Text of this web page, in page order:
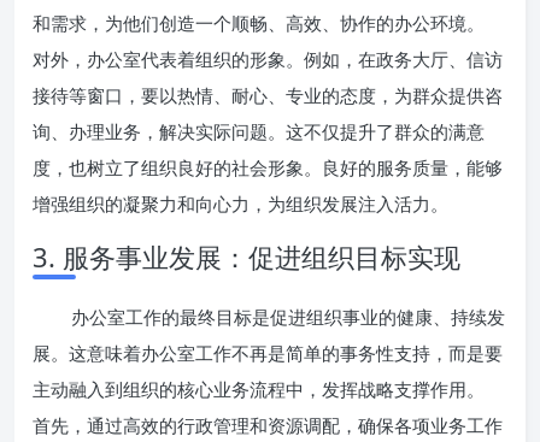
和需求，为他们创造一个顺畅、高效、协作的办公环境。
对外，办公室代表着组织的形象。例如，在政务大厅、信访
接待等窗口，要以热情、耐心、专业的态度，为群众提供咨
询、办理业务，解决实际问题。这不仅提升了群众的满意
度，也树立了组织良好的社会形象。良好的服务质量，能够
增强组织的凝聚力和向心力，为组织发展注入活力。
3. 服务事业发展：促进组织目标实现
办公室工作的最终目标是促进组织事业的健康、持续发
展。这意味着办公室工作不再是简单的事务性支持，而是要
主动融入到组织的核心业务流程中，发挥战略支撑作用。
首先，通过高效的行政管理和资源调配，确保各项业务工作